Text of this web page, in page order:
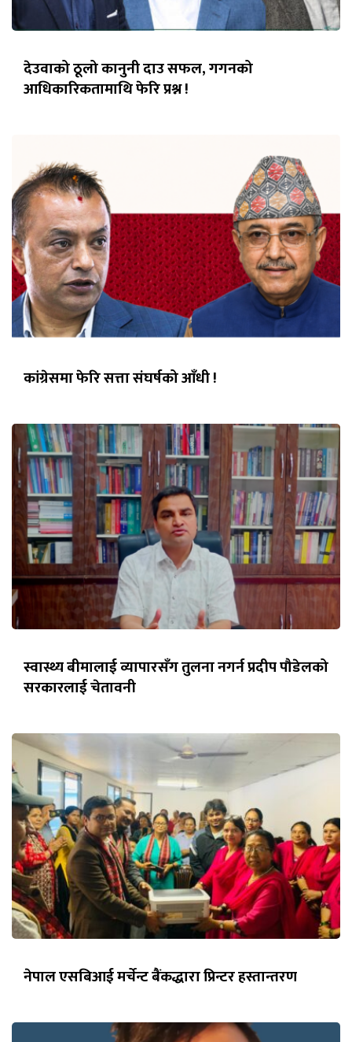
देउवाको ठूलो कानुनी दाउ सफल, गगनको
आधिकारिकतामाथि फेरि प्रश्न !
कांग्रेसमा फेरि सत्ता संघर्षको आँधी !
स्वास्थ्य बीमालाई व्यापारसँग तुलना नगर्न प्रदीप पौडेलको
सरकारलाई चेतावनी
नेपाल एसबिआई मर्चेन्ट बैंकद्धारा प्रिन्टर हस्तान्तरण